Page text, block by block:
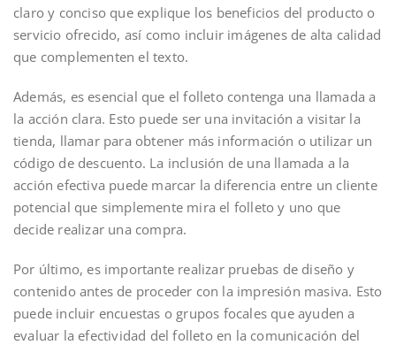
claro y conciso que explique los beneficios del producto o
servicio ofrecido, así como incluir imágenes de alta calidad
que complementen el texto.
Además, es esencial que el folleto contenga una llamada a
la acción clara. Esto puede ser una invitación a visitar la
tienda, llamar para obtener más información o utilizar un
código de descuento. La inclusión de una llamada a la
acción efectiva puede marcar la diferencia entre un cliente
potencial que simplemente mira el folleto y uno que
decide realizar una compra.
Por último, es importante realizar pruebas de diseño y
contenido antes de proceder con la impresión masiva. Esto
puede incluir encuestas o grupos focales que ayuden a
evaluar la efectividad del folleto en la comunicación del